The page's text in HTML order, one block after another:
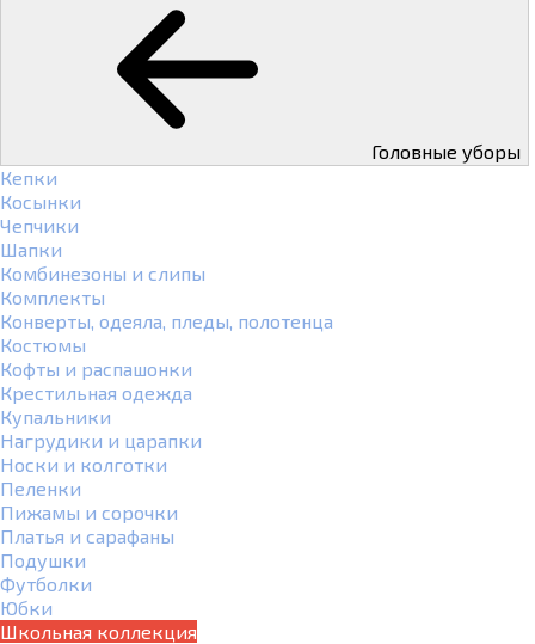
Головные уборы
Кепки
Косынки
Чепчики
Шапки
Комбинезоны и слипы
Комплекты
Конверты, одеяла, пледы, полотенца
Костюмы
Кофты и распашонки
Крестильная одежда
Купальники
Нагрудики и царапки
Носки и колготки
Пеленки
Пижамы и сорочки
Платья и сарафаны
Подушки
Футболки
Юбки
Школьная коллекция